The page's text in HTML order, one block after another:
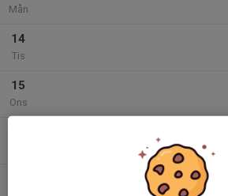
Mån
14
Tis
15
Ons